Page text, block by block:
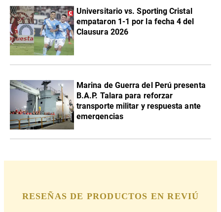
Universitario vs. Sporting Cristal
empataron 1-1 por la fecha 4 del
Clausura 2026
Marina de Guerra del Perú presenta
B.A.P. Talara para reforzar
transporte militar y respuesta ante
emergencias